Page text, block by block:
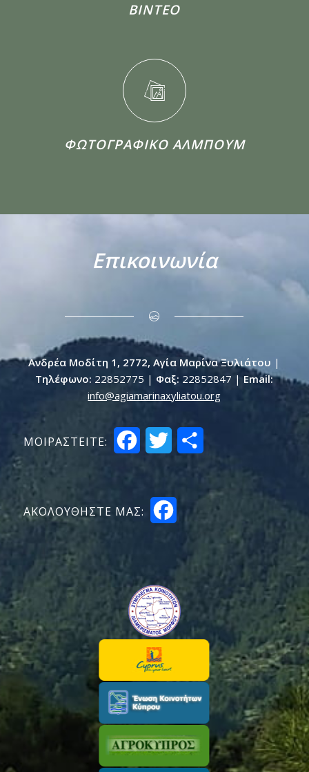
ΒΙΝΤΕΟ
ΦΩΤΟΓΡΑΦΙΚΟ ΑΛΜΠΟΥΜ
Επικοινωνία
Ανδρέα Μοδίτη 1, 2772, Αγία Μαρίνα Ξυλιάτου |
Τηλέφωνο: 22852775 | Φαξ: 22852847 | Email:
info@agiamarinaxyliatou.org
ΜΟΙΡΑΣTEITE: FacebookTwitter
ΑΚΟΛΟΥΘΗΣΤΕ ΜΑΣ: Facebook